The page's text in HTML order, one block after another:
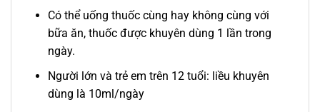
Có thể uống thuốc cùng hay không cùng với
bữa ăn, thuốc được khuyên dùng 1 lần trong
ngày.
Người lớn và trẻ em trên 12 tuổi: liều khuyên
dùng là 10ml/ngày